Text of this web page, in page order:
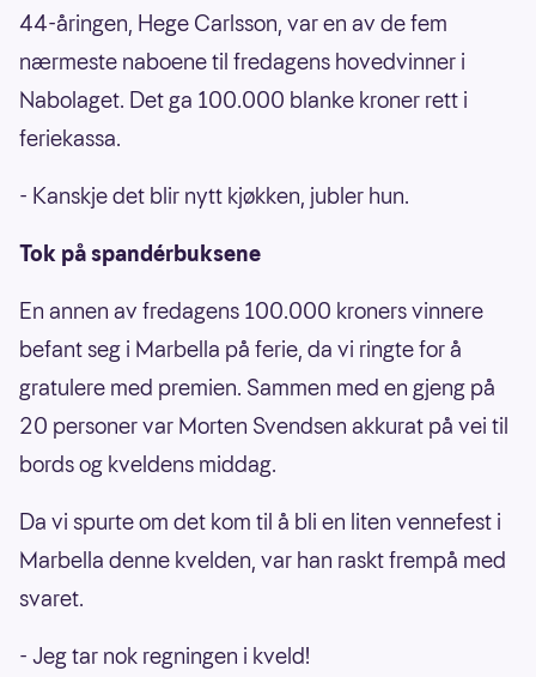
44-åringen, Hege Carlsson, var en av de fem
nærmeste naboene til fredagens hovedvinner i
Nabolaget. Det ga 100.000 blanke kroner rett i
feriekassa.
- Kanskje det blir nytt kjøkken, jubler hun.
Tok på spandérbuksene
En annen av fredagens 100.000 kroners vinnere
befant seg i Marbella på ferie, da vi ringte for å
gratulere med premien. Sammen med en gjeng på
20 personer var Morten Svendsen akkurat på vei til
bords og kveldens middag.
Da vi spurte om det kom til å bli en liten vennefest i
Marbella denne kvelden, var han raskt frempå med
svaret.
- Jeg tar nok regningen i kveld!